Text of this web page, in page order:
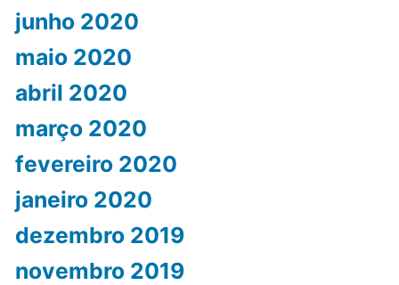
junho 2020
maio 2020
abril 2020
março 2020
fevereiro 2020
janeiro 2020
dezembro 2019
novembro 2019